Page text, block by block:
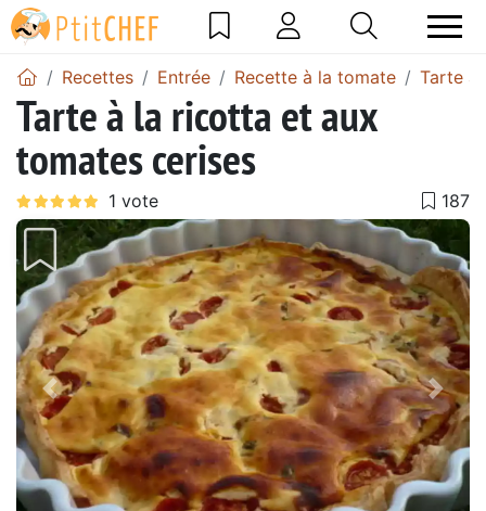
Recettes Entrée Recette à la tomate Tarte à
Tarte à la ricotta et aux
tomates cerises
Précédent